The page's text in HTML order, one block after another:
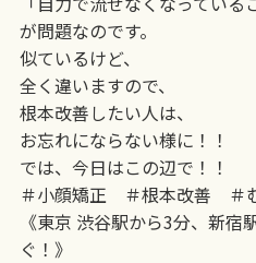
が問題なのです。
似ているけど、
全く違いますので、
根本改善したい人は、
お忘れにならない様に！！
では、今日はこの辺で！！
＃小顔矯正 ＃根本改善
《東京 渋谷駅から3分、新宿
ぐ！》